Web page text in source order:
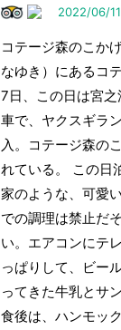
2022/06/
コテージ森のこか
なゆき）にあるコ
7日、この日は宮
車で、ヤクスギラ
入。コテージ森の
れている。 この日
家のような、可愛
での調理は禁止だ
い。エアコンにテ
っぱりして、ビー
ってきた牛乳とサ
食後は、ハンモッ